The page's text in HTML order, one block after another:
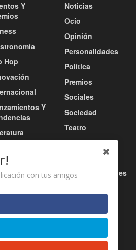
Y
Hop
Y
Urbana
Noticias
Ocio
Opinión
Personalidades
Política
Premios
Sociales
Sociedad
Teatro
Tecnología
Tv / Radio / Redes
con tus amigos